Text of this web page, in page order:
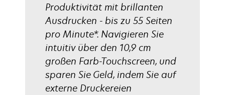
Produktivität mit brillanten
Ausdrucken - bis zu 55 Seiten
pro Minute*. Navigieren Sie
intuitiv über den 10,9 cm
großen Farb-Touchscreen, und
sparen Sie Geld, indem Sie auf
externe Druckereien